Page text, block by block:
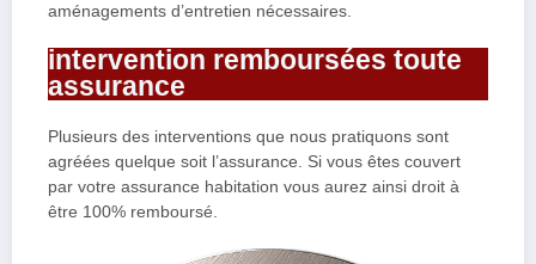
aménagements d’entretien nécessaires.
intervention remboursées toute
assurance
Plusieurs des interventions que nous pratiquons sont
agréées quelque soit l’assurance. Si vous êtes couvert
par votre assurance habitation vous aurez ainsi droit à
être 100% remboursé.